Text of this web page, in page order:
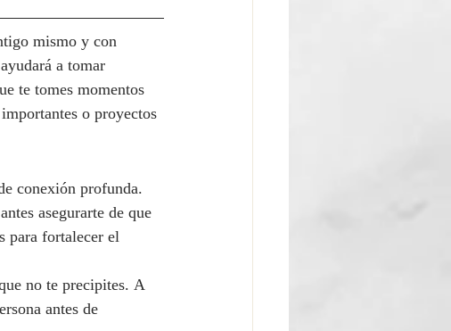
mismo y con
a tomar
te tomes momentos
o proyectos
conexión profunda.
asegurarte de que
para fortalecer el
no te precipites. A
antes de